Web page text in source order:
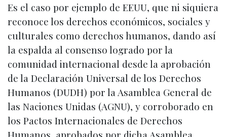
Es el caso por ejemplo de EEUU, que ni siquiera
reconoce los derechos económicos, sociales y
culturales como derechos humanos, dando así
la espalda al consenso logrado por la
comunidad internacional desde la aprobación
de la Declaración Universal de los Derechos
Humanos (DUDH) por la Asamblea General de
las Naciones Unidas (AGNU), y corroborado en
los Pactos Internacionales de Derechos